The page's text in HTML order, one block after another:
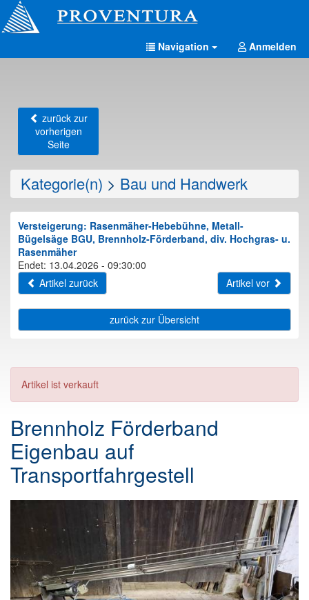
Navigation Anmelden
zurück zur
vorherigen
Seite
Kategorie(n) > Bau und Handwerk
Versteigerung: Rasenmäher-Hebebühne, Metall-
Bügelsäge BGU, Brennholz-Förderband, div. Hochgras- u.
Rasenmäher
Endet: 13.04.2026 - 09:30:00
Artikel zurück
Artikel vor
zurück zur Übersicht
Artikel ist verkauft
Brennholz Förderband
Eigenbau auf
Transportfahrgestell